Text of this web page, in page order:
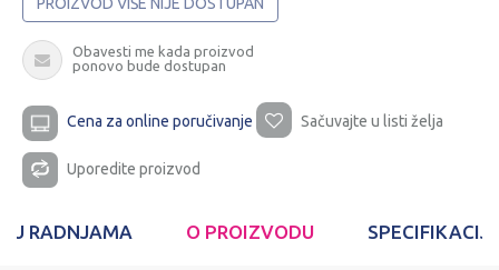
PROIZVOD VIŠE NIJE DOSTUPAN
Obavesti me kada proizvod
ponovo bude dostupan
Cena za online poručivanje Sačuvajte u listi želja
Uporedite proizvod
U RADNJAMA O PROIZVODU